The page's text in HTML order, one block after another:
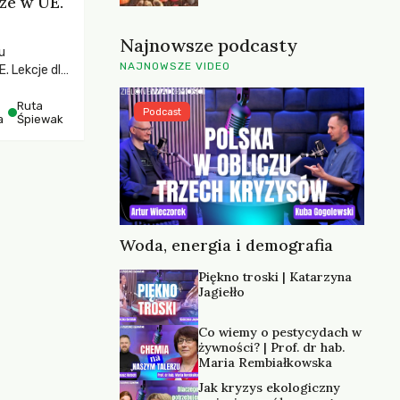
Lekcje dla
Ruta
Śpiewak
Najnowsze podcasty
NAJNOWSZE VIDEO
Woda, energia i demografia
Podcast
Piękno troski | Katarzyna
Jagiełło
Co wiemy o pestycydach w
żywności? | Prof. dr hab.
Maria Rembiałkowska
Jak kryzys ekologiczny